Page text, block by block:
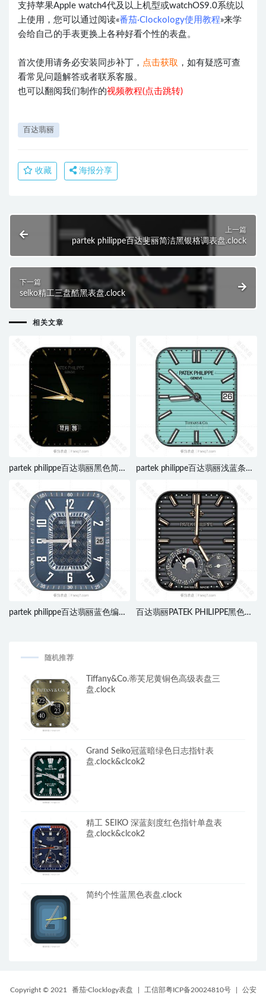
支持苹果Apple watch4代及以上机型或watchOS9.0系统以
上使用，您可以通过阅读«番茄·Clockology使用教程»来学
会给自己的手表更换上各种好看个性的表盘。
首次使用请务必安装同步补丁， 点击获取 ，如有疑惑可查
看常见问题解答或者联系客服。
也可以翻阅我们制作的视频教程(点击跳转)
百达翡丽
收藏 海报分享
上一篇
partek philippe百达斐丽简洁黑银格调表盘.clock
下一篇
selko精工三盘酷黑表盘.clock
相关文章
partek philippe百达翡丽黑色简约
partek philippe百达翡丽浅蓝条纹
partek philippe百达翡丽蓝色编织
百达翡丽PATEK PHILIPPE黑色条
随机推荐
Tiffany&Co.蒂芙尼黄铜色高级表盘三
盘.clock
Grand Seiko冠蓝暗绿色日志指针表
盘.clock&clcok2
精工 SEIKO 深蓝刻度红色指针单盘表
盘.clock&clcok2
简约个性蓝黑色表盘.clock
Copyright © 2021 番茄·Clocklogy表盘 工信部粤ICP备20024810号 公安